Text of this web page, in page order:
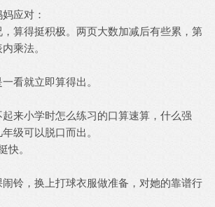
应对：
算得挺积极。两页大数加减后有些累，第
乘法。
看就立即算得出。
来小学时怎么练习的口算速算，什么强
级可以脱口而出。
快。
铃，换上打球衣服做准备，对她的靠谱行